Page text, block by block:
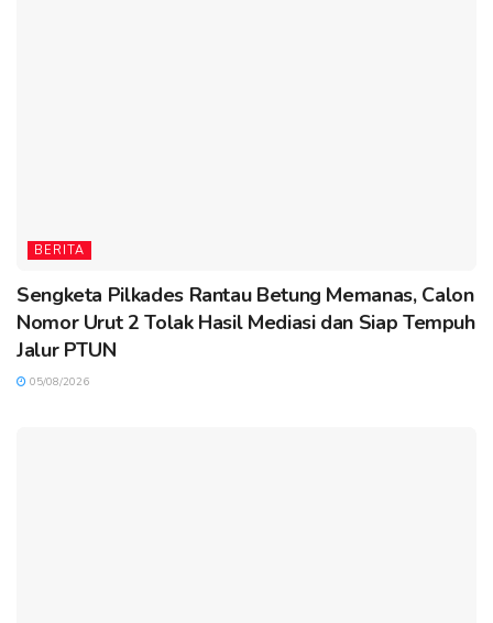
BERITA
Sengketa Pilkades Rantau Betung Memanas, Calon
Nomor Urut 2 Tolak Hasil Mediasi dan Siap Tempuh
Jalur PTUN
05/08/2026